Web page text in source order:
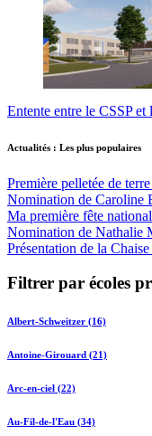
Entente entre le CSSP
Actualités : Les plus populaires
Première pelletée de
Nomination de Caroline
Ma première fête
Nomination de Nathalie
Présentation de la
Filtrer par écoles
Albert-Schweitzer (16)
Antoine-Girouard (21)
Arc-en-ciel (22)
Au-Fil-de-l'Eau (34)